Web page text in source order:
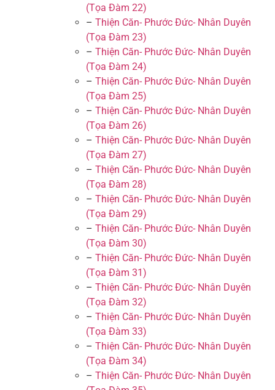
(Tọa Đàm 22)
– Thiện Căn- Phước Đức- Nhân Duyên
(Tọa Đàm 23)
– Thiện Căn- Phước Đức- Nhân Duyên
(Tọa Đàm 24)
– Thiện Căn- Phước Đức- Nhân Duyên
(Tọa Đàm 25)
– Thiện Căn- Phước Đức- Nhân Duyên
(Tọa Đàm 26)
– Thiện Căn- Phước Đức- Nhân Duyên
(Tọa Đàm 27)
– Thiện Căn- Phước Đức- Nhân Duyên
(Tọa Đàm 28)
– Thiện Căn- Phước Đức- Nhân Duyên
(Tọa Đàm 29)
– Thiện Căn- Phước Đức- Nhân Duyên
(Tọa Đàm 30)
– Thiện Căn- Phước Đức- Nhân Duyên
(Tọa Đàm 31)
– Thiện Căn- Phước Đức- Nhân Duyên
(Tọa Đàm 32)
– Thiện Căn- Phước Đức- Nhân Duyên
(Tọa Đàm 33)
– Thiện Căn- Phước Đức- Nhân Duyên
(Tọa Đàm 34)
– Thiện Căn- Phước Đức- Nhân Duyên